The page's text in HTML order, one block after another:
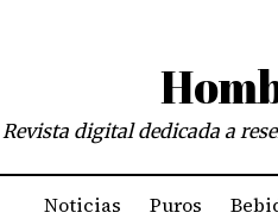
Revista digital dedicada a
Noticias Puros